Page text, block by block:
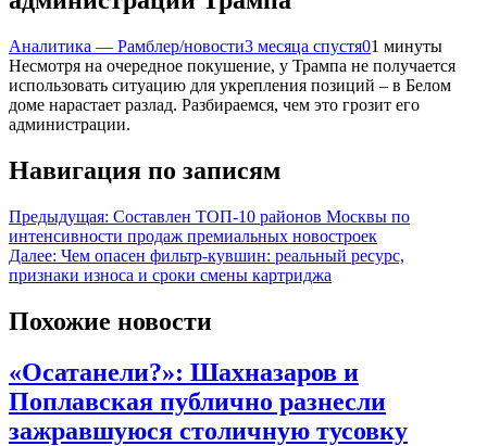
Аналитика — Рамблер/новости3 месяца спустя01 минуты
Несмотря на очередное покушение, у Трампа не получается
использовать ситуацию для укрепления позиций – в Белом
доме нарастает разлад. Разбираемся, чем это грозит его
администрации.
Навигация по записям
Предыдущая: Составлен ТОП-10 районов Москвы по
интенсивности продаж премиальных новостроек
Далее: Чем опасен фильтр-кувшин: реальный ресурс,
признаки износа и сроки смены картриджа
Похожие новости
«Осатанели?»: Шахназаров и
Поплавская публично разнесли
зажравшуюся столичную тусовку